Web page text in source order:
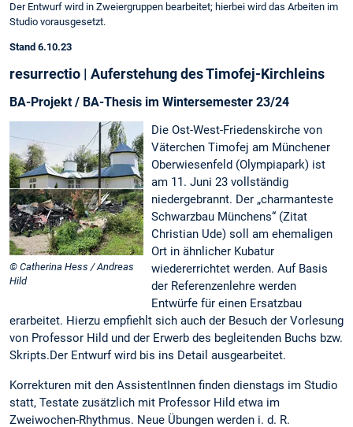
Der Entwurf wird in Zweiergruppen bearbeitet; hierbei wird das Arbeiten im
Studio vorausgesetzt.
Stand 6.10.23
resurrectio | Auferstehung des Timofej-Kirchleins
BA-Projekt / BA-Thesis im Wintersemester 23/24
© Catherina Hess / Andreas
Hild
Die Ost-West-Friedenskirche von
Väterchen Timofej am Münchener
Oberwiesenfeld (Olympiapark) ist
am 11. Juni 23 vollständig
niedergebrannt. Der „charmanteste
Schwarzbau Münchens“ (Zitat
Christian Ude) soll am ehemaligen
Ort in ähnlicher Kubatur
wiedererrichtet werden. Auf Basis
der Referenzenlehre werden
Entwürfe für einen Ersatzbau
erarbeitet. Hierzu empfiehlt sich auch der Besuch der Vorlesung
von Professor Hild und der Erwerb des begleitenden Buchs bzw.
Skripts.Der Entwurf wird bis ins Detail ausgearbeitet.
Korrekturen mit den AssistentInnen finden dienstags im Studio
statt, Testate zusätzlich mit Professor Hild etwa im
Zweiwochen-Rhythmus. Neue Übungen werden i. d. R.